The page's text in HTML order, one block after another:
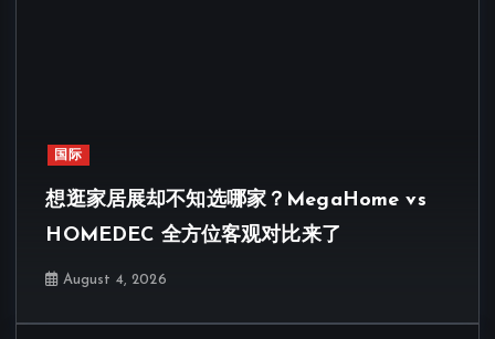
国际
想逛家居展却不知选哪家？MegaHome vs
HOMEDEC 全方位客观对比来了
August 4, 2026